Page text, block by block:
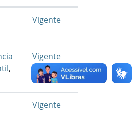
Vigente
,
Vigente
Vigente